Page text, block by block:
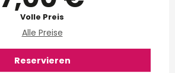
Volle Preis
Alle Preise
Reservieren